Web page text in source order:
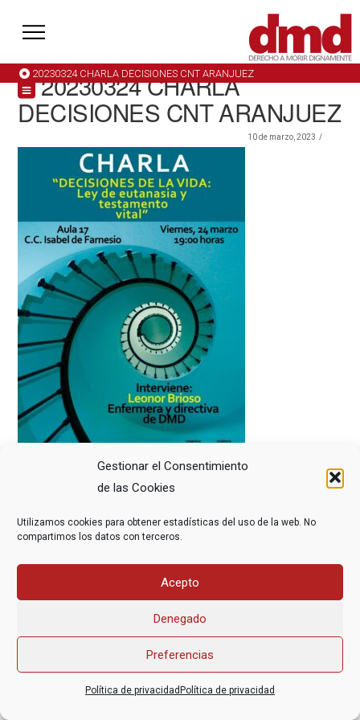
Gestionar el Consentimiento
de las Cookies
Utilizamos cookies para obtener estadísticas del uso de la web. No
compartimos los datos con terceros.
Acepto
Denegado
Preferencias
Política de privacidad Política de privacidad
20230324 CHARLA DECISIONES CNT ARANJUEZ
20230324 CHARLA
DECISIONES CNT ARANJUEZ
10 de marzo, 2023